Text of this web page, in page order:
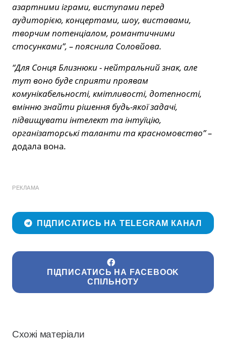
азартними іграми, виступами перед
аудиторією, концертами, шоу, виставами,
творчим потенціалом, романтичними
стосунками”, – пояснила Соловйова.
“Для Сонця Близнюки ️- нейтральний знак, але
тут воно буде сприяти проявам
комунікабельності, кмітливості, дотепності,
вмінню знайти рішення будь-якої задачі,
підвищувати інтелект та інтуїцію,
організаторські таланти та красномовство” –
додала вона.
РЕКЛАМА
ПІДПИСАТИСЬ НА TELEGRAM КАНАЛ
ПІДПИСАТИСЬ НА FACEBOOK
СПІЛЬНОТУ
Схожі матеріали